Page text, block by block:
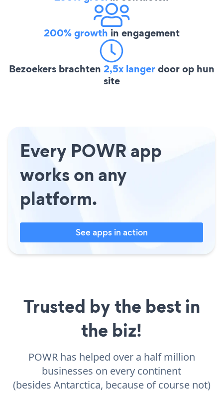
200% growth in engagement
Bezoekers brachten 2,5x langerdoor op hun
site
Every POWR app
works on any
platform.
See apps in action
Trusted by the best in
the biz!
POWR has helped over a half million
businesses on every continent
(besides Antarctica, because of course not)